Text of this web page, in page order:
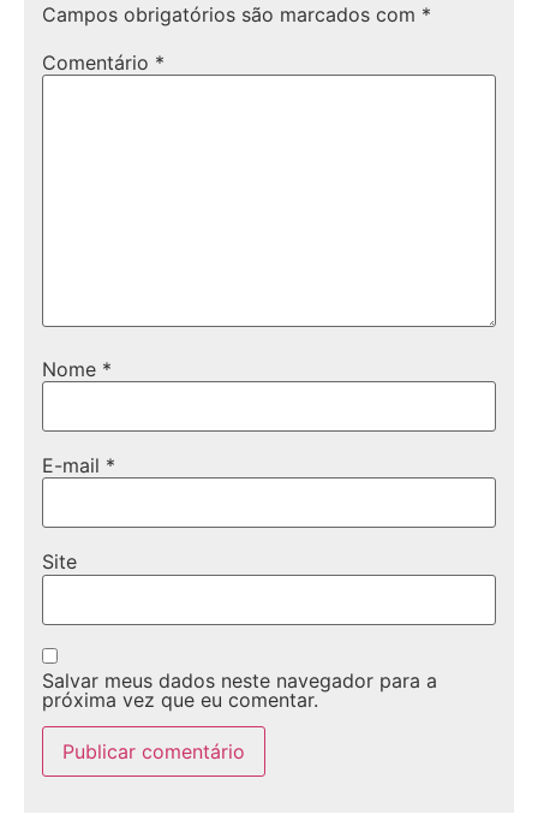
Campos obrigatórios são marcados com *
Comentário *
Nome *
E-mail *
Site
Salvar meus dados neste navegador para a
próxima vez que eu comentar.